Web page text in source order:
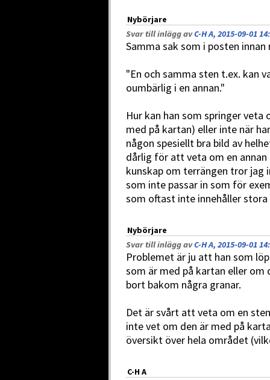
Nybörjare
Svar till inlägg avC-H A, 2015-09-01
Samma sak som i posten
"En och samma sten t.ex. kan
oumbärlig i en annan."
Hur kan han som springer
med på kartan) eller inte när
någon spesiellt bra bild av
dårlig för att veta om en
kunskap om terrängen tror jag
som inte passar in som för
som oftast inte innehåller stora
Nybörjare
Svar till inlägg avC-H A, 2015-09-01
Problemet är ju att han som
som är med på kartan eller
bort bakom några granar.
Det är svårt att veta om en
inte vet om den är med på
översikt över hela området
C-H A